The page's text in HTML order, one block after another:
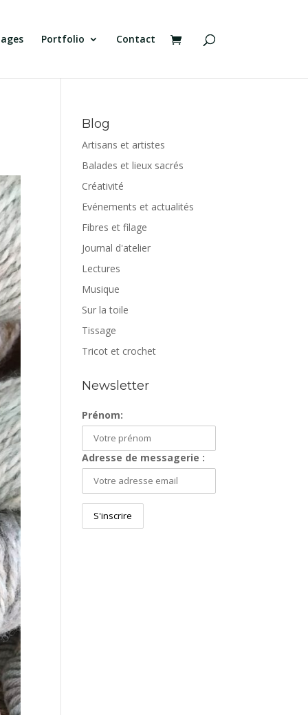
Portfolio Contact
Blog
Artisans et artistes
Balades et lieux sacrés
Créativité
Evénements et actualités
Fibres et filage
Journal d'atelier
Lectures
Musique
Sur la toile
Tissage
Tricot et crochet
Newsletter
Prénom:
Adresse de messagerie :